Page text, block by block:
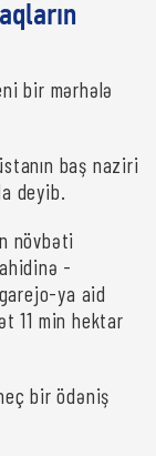
bir mərhələ
baş naziri
deyib.
növbəti
-
ya aid
11 min hektar
bir ödəniş